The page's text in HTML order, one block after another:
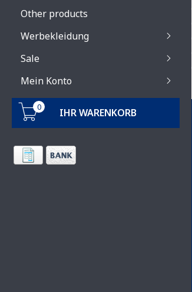
Other products
Werbekleidung
Sale
Mein Konto
0 IHR WARENKORB